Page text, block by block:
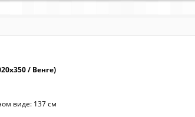
/ Венге)
виде: 137 см